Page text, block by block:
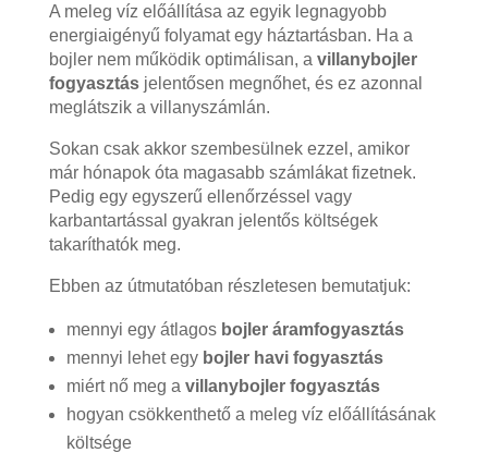
A meleg víz előállítása az egyik legnagyobb
energiaigényű folyamat egy háztartásban. Ha a
bojler nem működik optimálisan, a villanybojler
fogyasztásjelentősen megnőhet, és ez azonnal
meglátszik a villanyszámlán.
Sokan csak akkor szembesülnek ezzel, amikor
már hónapok óta magasabb számlákat fizetnek.
Pedig egy egyszerű ellenőrzéssel vagy
karbantartással gyakran jelentős költségek
takaríthatók meg.
Ebben az útmutatóban részletesen bemutatjuk:
mennyi egy átlagos bojler áramfogyasztás
mennyi lehet egy bojler havi fogyasztás
miért nő meg a villanybojler fogyasztás
hogyan csökkenthető a meleg víz előállításának
költsége